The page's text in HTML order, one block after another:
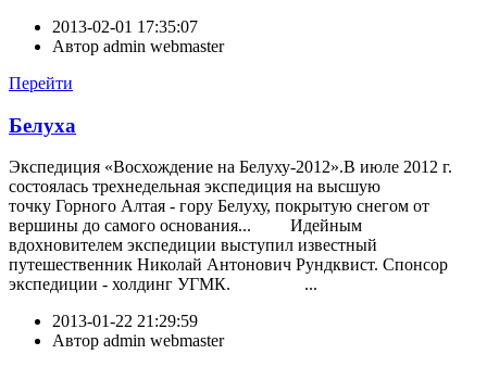
2013-02-01 17:35:07
Автор admin webmaster
Перейти
Белуха
Экспедиция «Восхождение на Белуху-2012».В июле 2012 г.
состоялась трехнедельная экспедиция на высшую
точку Горного Алтая - гору Белуху, покрытую снегом от
вершины до самого основания... Идейным
вдохновителем экспедиции выступил известный
путешественник Николай Антонович Рундквист. Спонсор
экспедиции - холдинг УГМК. ...
2013-01-22 21:29:59
Автор admin webmaster